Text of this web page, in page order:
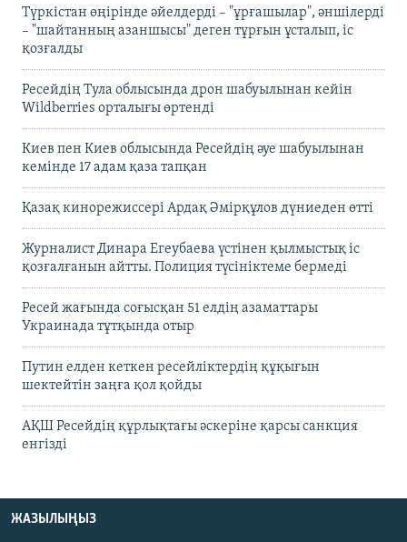
Түркістан өңірінде әйелдерді – "ұрғашылар", әншілерді
– "шайтанның азаншысы" деген тұрғын ұсталып, іс
қозғалды
Ресейдің Тула облысында дрон шабуылынан кейін
Wildberries орталығы өртенді
Киев пен Киев облысында Ресейдің әуе шабуылынан
кемінде 17 адам қаза тапқан
Қазақ кинорежиссері Ардақ Әмірқұлов дүниеден өтті
Журналист Динара Егеубаева үстінен қылмыстық іс
қозғалғанын айтты. Полиция түсініктеме бермеді
Ресей жағында соғысқан 51 елдің азаматтары
Украинада тұтқында отыр
Путин елден кеткен ресейліктердің құқығын
шектейтін заңға қол қойды
АҚШ Ресейдің құрлықтағы әскеріне қарсы санкция
енгізді
ЖАЗЫЛЫҢЫЗ